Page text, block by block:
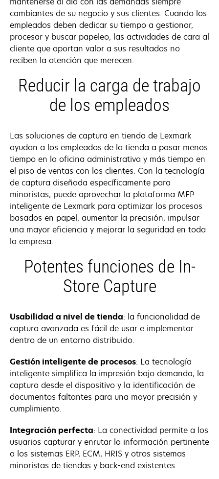
cambiantes de su negocio y sus clientes. Cuando los
empleados deben dedicar su tiempo a gestionar,
procesar y buscar papeleo, las actividades de cara al
cliente que aportan valor a sus resultados no
reciben la atención que merecen.
Reducir la carga de trabajo
de los empleados
Las soluciones de captura en tienda de Lexmark
ayudan a los empleados de la tienda a pasar menos
tiempo en la oficina administrativa y más tiempo en
el piso de ventas con los clientes. Con la tecnología
de captura diseñada específicamente para
minoristas, puede aprovechar la plataforma MFP
inteligente de Lexmark para optimizar los procesos
basados en papel, aumentar la precisión, impulsar
una mayor eficiencia y mejorar la seguridad en toda
la empresa.
Potentes funciones de In-
Store Capture
Usabilidad a nivel de tienda: la funcionalidad de
captura avanzada es fácil de usar e implementar
dentro de un entorno distribuido.
Gestión inteligente de procesos: La tecnología
inteligente simplifica la impresión bajo demanda, la
captura desde el dispositivo y la identificación de
documentos faltantes para una mayor precisión y
cumplimiento.
Integración perfecta: La conectividad permite a los
usuarios capturar y enrutar la información pertinente
a los sistemas ERP, ECM, HRIS y otros sistemas
minoristas de tiendas y back-end existentes.